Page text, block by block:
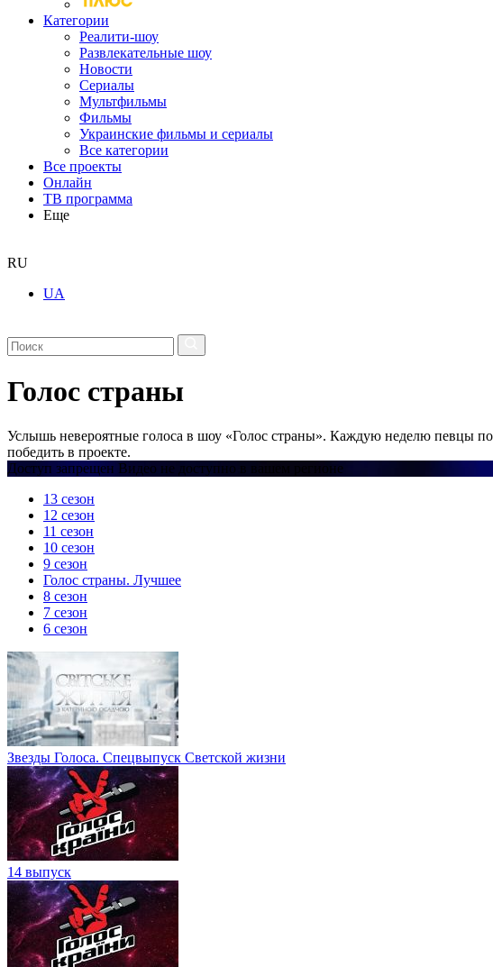
Категории
Реалити-шоу
Развлекательные шоу
Новости
Сериалы
Мультфильмы
Фильмы
Украинские фильмы и сериалы
Все категории
Все проекты
Онлайн
ТВ программа
Еще
RU
UA
Голос страны
Услышь невероятные голоса в шоу «Голос страны». Каждую неделю певцы
победить в проекте.
Доступ запрещен Видео не доступно в вашем регионе
13 сезон
12 сезон
11 сезон
10 сезон
9 сезон
Голос страны. Лучшее
8 сезон
7 сезон
6 сезон
Звезды Голоса. Спецвыпуск Светской жизни
14 выпуск